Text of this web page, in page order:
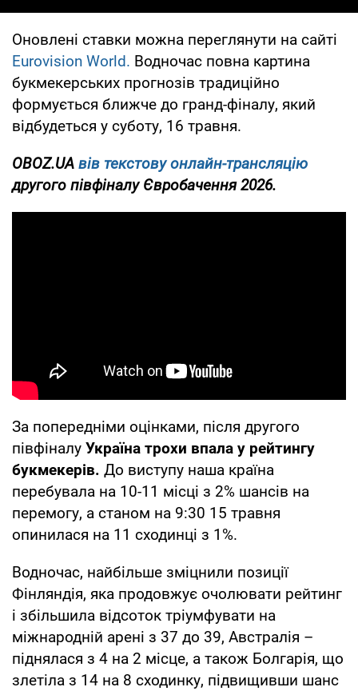
Оновлені ставки можна переглянути на сайті
Eurovision World. Водночас повна картина
букмекерських прогнозів традиційно
формується ближче до гранд-фіналу, який
відбудеться у суботу, 16 травня.
OBOZ.UA вів текстову онлайн-трансляцію
другого півфіналу Євробачення 2026.
За попередніми оцінками, після другого
півфіналу Україна трохи впала у рейтингу
букмекерів. До виступу наша країна
перебувала на 10-11 місці з 2% шансів на
перемогу, а станом на 9:30 15 травня
опинилася на 11 сходинці з 1%.
Водночас, найбільше зміцнили позиції
Фінляндія, яка продовжує очолювати рейтинг
і збільшила відсоток тріумфувати на
міжнародній арені з 37 до 39, Австралія –
піднялася з 4 на 2 місце, а також Болгарія, що
злетіла з 14 на 8 сходинку, підвищивши шанс